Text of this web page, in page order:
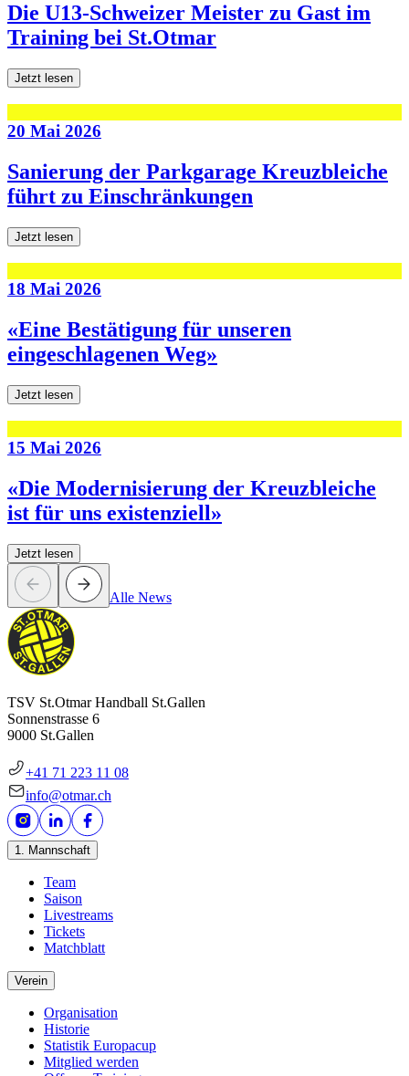
Die U13-Schweizer Meister zu Gast im
Training bei St.Otmar
Jetzt lesen
20 Mai 2026
Sanierung der Parkgarage Kreuzbleiche
führt zu Einschränkungen
Jetzt lesen
18 Mai 2026
«Eine Bestätigung für unseren
eingeschlagenen Weg»
Jetzt lesen
15 Mai 2026
«Die Modernisierung der Kreuzbleiche
ist für uns existenziell»
Jetzt lesen
Alle News
TSV St.Otmar Handball St.Gallen
Sonnenstrasse 6
9000 St.Gallen
+41 71 223 11 08
info@otmar.ch
1. Mannschaft
Team
Saison
Livestreams
Tickets
Matchblatt
Verein
Organisation
Historie
Statistik Europacup
Mitglied werden